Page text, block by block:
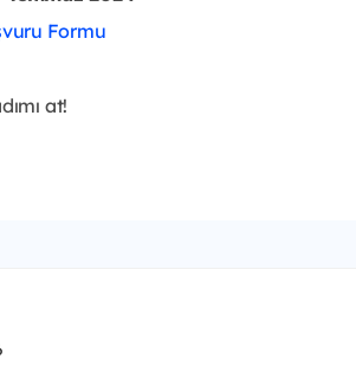
Formu
at!